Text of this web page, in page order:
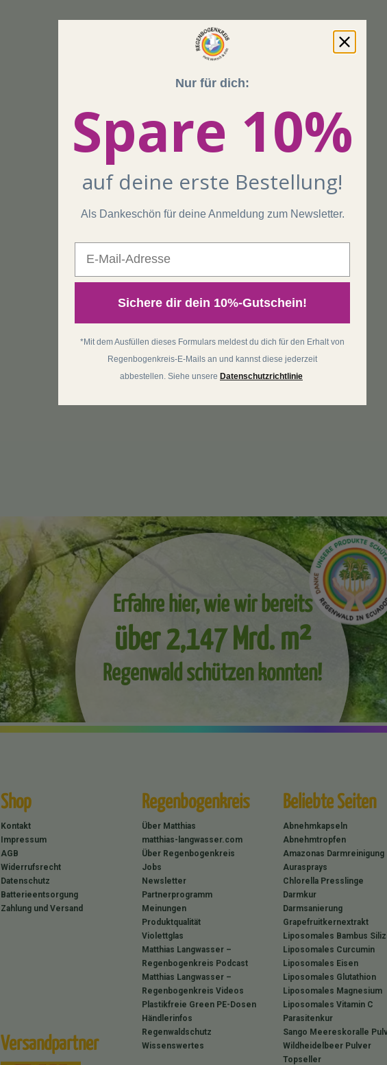
Erfahre hier, wie wir bereits
über 2,147 Mrd. m²
Regenwald schützen konnten!
Shop
Kontakt
Impressum
AGB
Widerrufsrecht
Datenschutz
Batterieentsorgung
Zahlung und Versand
Regenbogenkreis
Über Matthias
matthias-langwasser.com
Über Regenbogenkreis
Jobs
Newsletter
Partnerprogramm
Meinungen
Produktqualität
Violettglas
Matthias Langwasser –
Regenbogenkreis Podcast
Matthias Langwasser –
Regenbogenkreis Videos
Plastikfreie Green PE-Dosen
Händlerinfos
Regenwaldschutz
Wissenswertes
Beliebte Seiten
Abnehmkapseln
Abnehmtropfen
Amazonas Darmreinigung
Aurasprays
Chlorella Presslinge
Darmkur
Darmsanierung
Grapefruitkernextrakt
Liposomales Bambus
Liposomales Curcumin
Liposomales Eisen
Liposomales Glutathion
Liposomales Magnesium
Liposomales Vitamin C
Parasitenkur
Sango Meereskoralle
Wildheidelbeer Pulver
Topseller
Versandpartner
Nur für dich:
Spare 10%
auf deine erste Bestellung!
Als Dankeschön für deine Anmeldung zum Newsletter.
Sichere dir dein 10%-Gutschein!
*Mit dem Ausfüllen dieses Formulars meldest du dich für den Erhalt von
Regenbogenkreis-E-Mails an und kannst diese jederzeit
abbestellen. Siehe unsere Datenschutzrichtlinie